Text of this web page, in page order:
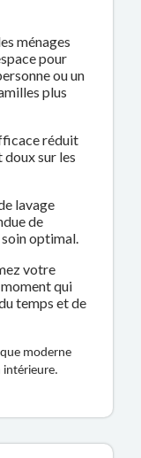
ménages
pour
ou un
plus
réduit
doux sur les
lavage
de
optimal.
votre
qui
temps et de
moderne
intérieure.